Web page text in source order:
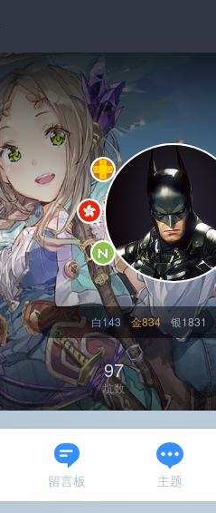
白143 金834 银1831
97
坑数
留言板 主题